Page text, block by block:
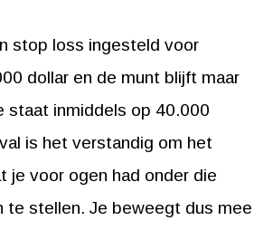
stop loss ingesteld voor
dollar en de munt blijft maar
staat inmiddels op 40.000
is het verstandig om het
je voor ogen had onder die
te stellen. Je beweegt dus mee